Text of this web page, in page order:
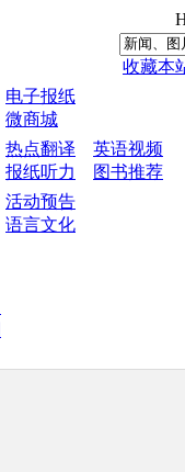
收藏本
电子报纸
微商城
热点翻译
英语视频
报纸听力
图书推荐
活动预告
语言文化